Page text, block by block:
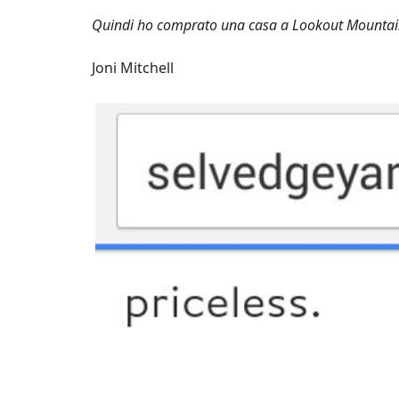
Quindi ho comprato una casa a Lookout
Joni Mitchell